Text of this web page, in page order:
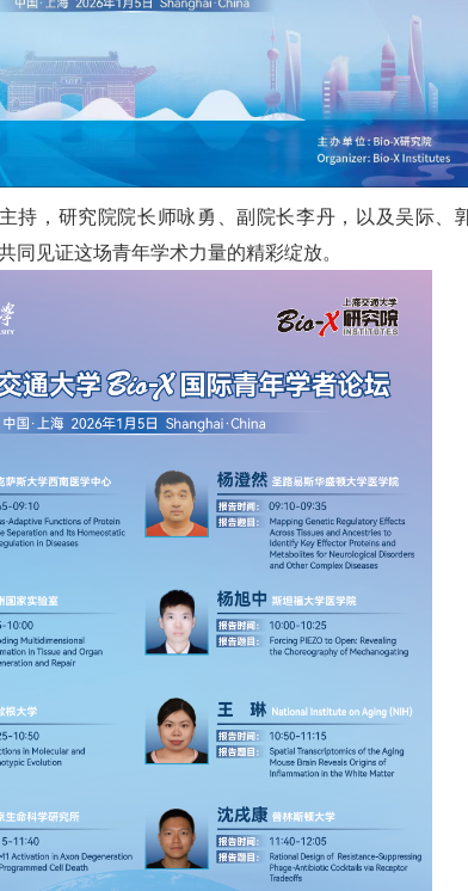
持，研究院院长师咏勇、副院长李丹，以及吴际、
见证这场青年学术力量的精彩绽放。